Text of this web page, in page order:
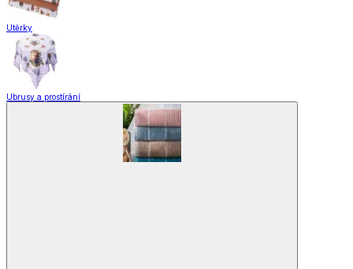
Utěrky
Ubrusy a prostírání